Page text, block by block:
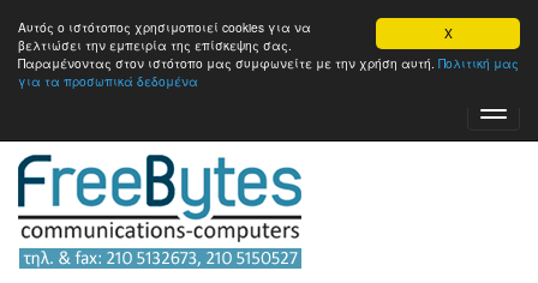
X
Αυτός ο ιστότοπος χρησιμοποιεί cookies για να
βελτιώσει την εμπειρία της επίσκεψης σας.
Παραμένοντας στον ιστότοπo μας συμφωνείτε με την χρήση αυτή. Πολιτική μας
για τα προσωπικά δεδομένα